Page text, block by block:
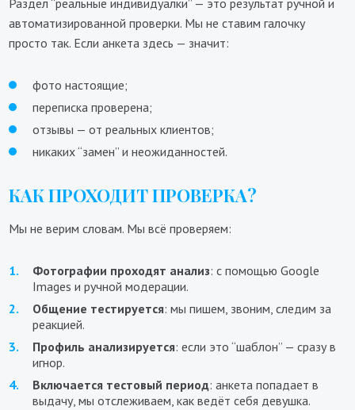
Раздел “реальные индивидуалки” — это результат ручной и
автоматизированной проверки. Мы не ставим галочку
просто так. Если анкета здесь — значит:
фото настоящие;
переписка проверена;
отзывы — от реальных клиентов;
никаких “замен” и неожиданностей.
КАК ПРОХОДИТ ПРОВЕРКА?
Мы не верим словам. Мы всё проверяем:
Фотографии проходят анализ: с помощью Google
Images и ручной модерации.
Общение тестируется: мы пишем, звоним, следим за
реакцией.
Профиль анализируется: если это “шаблон” — сразу в
игнор.
Включается тестовый период: анкета попадает в
выдачу, мы отслеживаем, как ведёт себя девушка.